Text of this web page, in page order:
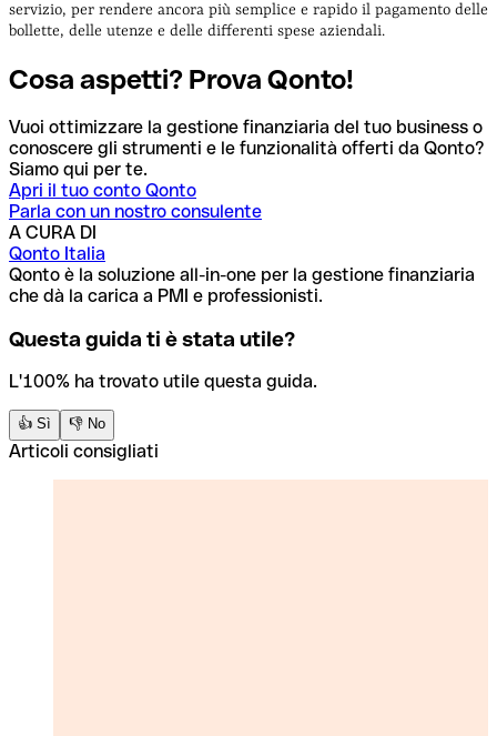
servizio, per rendere ancora più semplice e rapido il pagamento delle
bollette, delle utenze e delle differenti spese aziendali.
Cosa aspetti? Prova Qonto!
Vuoi ottimizzare la gestione finanziaria del tuo business o
conoscere gli strumenti e le funzionalità offerti da Qonto?
Siamo qui per te.
Apri il tuo conto Qonto
Parla con un nostro consulente
A CURA DI
Qonto Italia
Qonto è la soluzione all-in-one per la gestione finanziaria
che dà la carica a PMI e professionisti.
Questa guida ti è stata utile?
L'100% ha trovato utile questa guida.
👍 Sì 👎 No
Articoli consigliati